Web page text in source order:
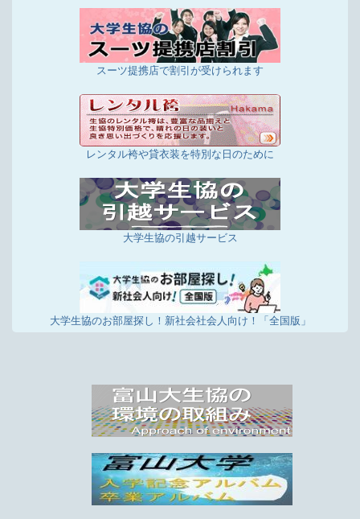
スーツ提携店で割引が受けられます
レンタル袴や貸衣装を特別な日のために
大学生協の引越サービス
大学生協のお部屋探し！新社会社会人向け！「全国版」